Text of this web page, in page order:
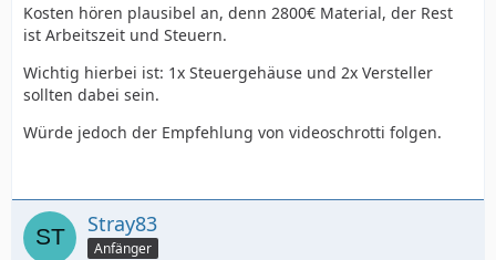
Kosten hören plausibel an, denn 2800€ Material, der Rest
ist Arbeitszeit und Steuern.
Wichtig hierbei ist: 1x Steuergehäuse und 2x Versteller
sollten dabei sein.
Würde jedoch der Empfehlung von videoschrotti folgen.
Stray83
Anfänger